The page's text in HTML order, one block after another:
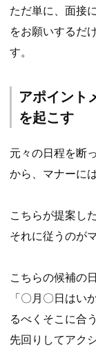
ただ単に、面接
をお願いするだ
す。
アポイント
を起こす
元々の日程を断
から、マナーに
こちらが提案し
それに従うのが
こちらの候補の
「〇月〇日はい
るべくそこに合
先回りしてアク